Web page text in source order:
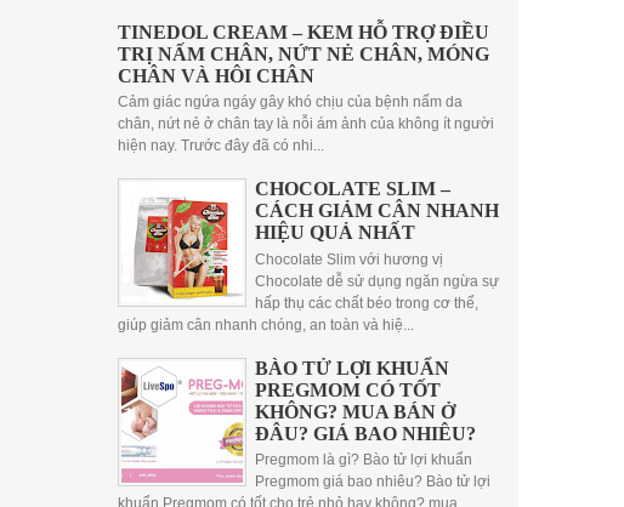
TINEDOL CREAM – KEM HỖ TRỢ ĐIỀU
TRỊ NẤM CHÂN, NỨT NẺ CHÂN, MÓNG
CHÂN VÀ HÔI CHÂN
Cảm giác ngứa ngáy gây khó chịu của bệnh nấm da
chân, nứt nẻ ở chân tay là nỗi ám ảnh của không ít người
hiện nay. Trước đây đã có nhi...
CHOCOLATE SLIM –
CÁCH GIẢM CÂN NHANH
HIỆU QUẢ NHẤT
Chocolate Slim với hương vị
Chocolate dễ sử dụng ngăn ngừa sự
hấp thụ các chất béo trong cơ thể,
giúp giảm cân nhanh chóng, an toàn và hiệ...
BÀO TỬ LỢI KHUẨN
PREGMOM CÓ TỐT
KHÔNG? MUA BÁN Ở
ĐÂU? GIÁ BAO NHIÊU?
Pregmom là gì? Bào tử lợi khuẩn
Pregmom giá bao nhiêu? Bào tử lợi
khuẩn Pregmom có tốt cho trẻ nhỏ hay không? mua